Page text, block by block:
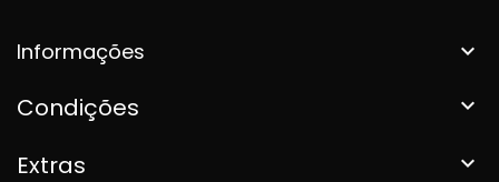
Informações 
Condições 
Extras 